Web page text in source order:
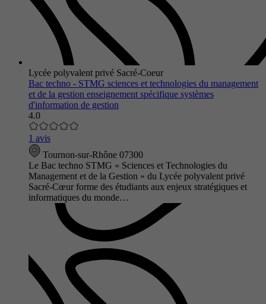
Lycée polyvalent privé Sacré-Coeur
Bac techno - STMG sciences et technologies du management
et de la gestion enseignement spécifique systèmes
d'information de gestion
4.0
1 avis
Tournon-sur-Rhône 07300
Le Bac techno STMG « Sciences et Technologies du
Management et de la Gestion » du Lycée polyvalent privé
Sacré-Cœur forme des étudiants aux enjeux stratégiques et
informatiques du monde…